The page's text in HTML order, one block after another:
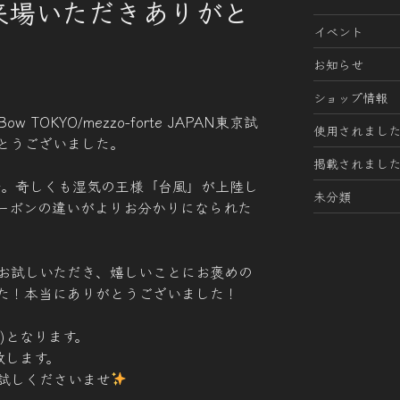
いただきありがと
TOKYO/mezzo-forte JAPAN東京試
ございました。
奇しくも湿気の王様「台風」が上陸し
ボンの違いがよりお分かりになられた
試しいただき、嬉しいことにお褒めの
本当にありがとうございました！
なります。
ます。
しくださいませ
イベント
お知らせ
ショップ情報
使用されました
掲載されました
未分類